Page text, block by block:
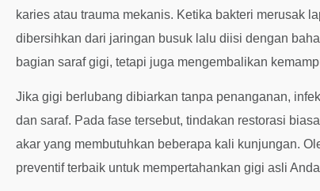
karies atau trauma mekanis. Ketika bakteri merusak
dibersihkan dari jaringan busuk lalu diisi dengan
bagian saraf gigi, tetapi juga mengembalikan
Jika gigi berlubang dibiarkan tanpa penanganan,
dan saraf. Pada fase tersebut, tindakan restorasi
akar yang membutuhkan beberapa kali kunjungan.
preventif terbaik untuk mempertahankan gigi asli